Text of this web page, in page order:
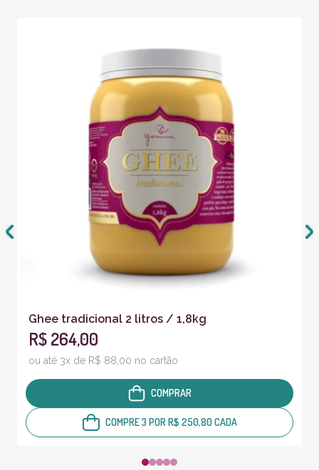
Ghee tradicional 2 litros / 1,8kg
R$ 264,00
ou até 3x de R$ 88,00 no cartão
COMPRAR
COMPRE 3 POR R$ 250,80 CADA